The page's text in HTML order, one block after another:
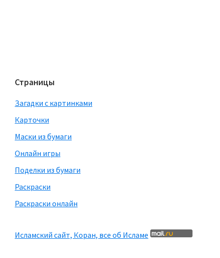
Страницы
Загадки с картинками
Карточки
Маски из бумаги
Онлайн игры
Поделки из бумаги
Раскраски
Раскраски онлайн
Исламский сайт, Коран, все об Исламе